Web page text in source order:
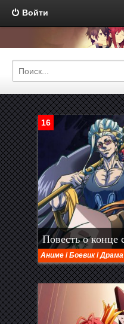
Войти
16
Повесть о конце
Аниме /Боевик/Драма